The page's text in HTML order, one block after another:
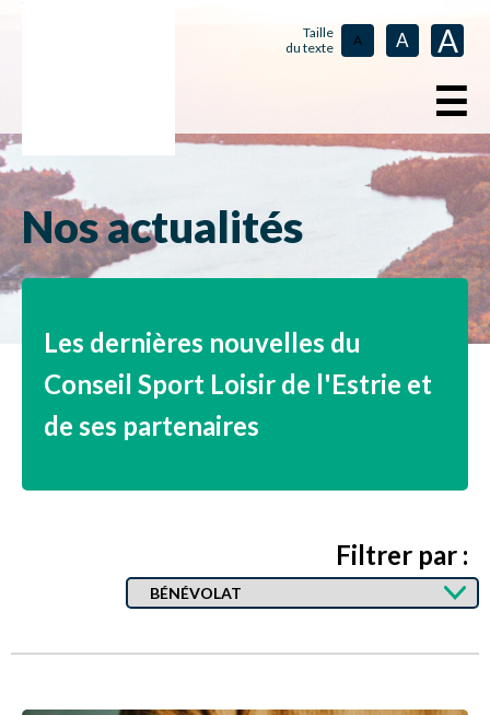
Taille
du texte
A A A
☰
Nos actualités
Les dernières nouvelles du
Conseil Sport Loisir de l'Estrie et
de ses partenaires
Filtrer par :